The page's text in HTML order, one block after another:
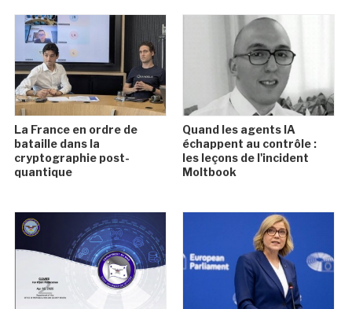
La France en ordre de
bataille dans la
cryptographie post-
quantique
Quand les agents IA
échappent au contrôle :
les leçons de l'incident
Moltbook